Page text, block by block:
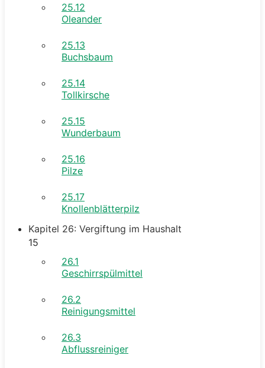
25.12
Oleander
25.13
Buchsbaum
25.14
Tollkirsche
25.15
Wunderbaum
25.16
Pilze
25.17
Knollenblätterpilz
Kapitel 26: Vergiftung im Haushalt
15
26.1
Geschirrspülmittel
26.2
Reinigungsmittel
26.3
Abflussreiniger